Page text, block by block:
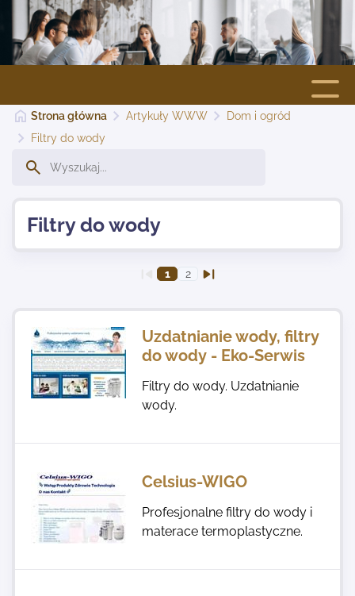
Strona główna
Dodaj stronę
Najnowsze
Strona główna Artykuły WWW
Dom i ogród
Filtry do wody
Filtry do wody
1 2
Uzdatnianie wody, filtry
do wody - Eko-Serwis
Filtry do wody. Uzdatnianie
wody.
Celsius-WIGO
Profesjonalne filtry do wody i
materace termoplastyczne.